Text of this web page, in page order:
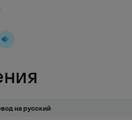
на русский